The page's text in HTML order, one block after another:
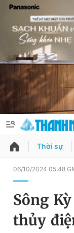
QUẢNG CÁO
Chuyên mục
Đổi mật khẩu
Tin đã lưu
Thời sự
06/10/2024 05:48
Sông
thủy